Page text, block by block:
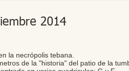
2014
la necrópolis tebana.
de la "historia" del patio de la